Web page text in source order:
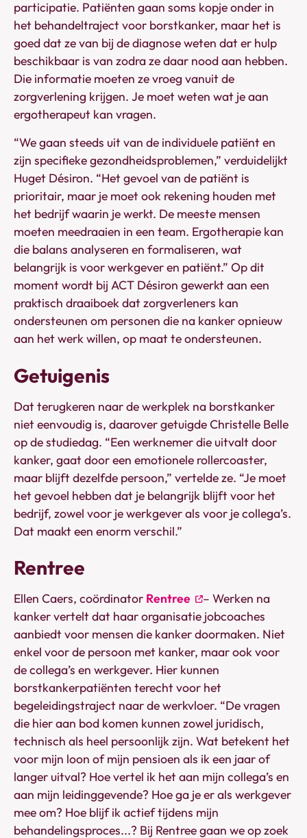
participatie. Patiënten gaan soms kopje onder in
het behandeltraject voor borstkanker, maar het is
goed dat ze van bij de diagnose weten dat er hulp
beschikbaar is van zodra ze daar nood aan hebben.
Die informatie moeten ze vroeg vanuit de
zorgverlening krijgen. Je moet weten wat je aan
ergotherapeut kan vragen.
“We gaan steeds uit van de individuele patiënt en
zijn specifieke gezondheidsproblemen,” verduidelijkt
Huget Désiron. “Het gevoel van de patiënt is
prioritair, maar je moet ook rekening houden met
het bedrijf waarin je werkt. De meeste mensen
moeten meedraaien in een team. Ergotherapie kan
die balans analyseren en formaliseren, wat
belangrijk is voor werkgever en patiënt.” Op dit
moment wordt bij ACT Désiron gewerkt aan een
praktisch draaiboek dat zorgverleners kan
ondersteunen om personen die na kanker opnieuw
aan het werk willen, op maat te ondersteunen.
Getuigenis
Dat terugkeren naar de werkplek na borstkanker
niet eenvoudig is, daarover getuigde Christelle Belle
op de studiedag. “Een werknemer die uitvalt door
kanker, gaat door een emotionele rollercoaster,
maar blijft dezelfde persoon,” vertelde ze. “Je moet
het gevoel hebben dat je belangrijk blijft voor het
bedrijf, zowel voor je werkgever als voor je collega’s.
Dat maakt een enorm verschil.”
Rentree
Ellen Caers, coördinator Rentree
– Werken na
kanker vertelt dat haar organisatie jobcoaches
aanbiedt voor mensen die kanker doormaken. Niet
enkel voor de persoon met kanker, maar ook voor
de collega’s en werkgever. Hier kunnen
borstkankerpatiënten terecht voor het
begeleidingstraject naar de werkvloer. “De vragen
die hier aan bod komen kunnen zowel juridisch,
technisch als heel persoonlijk zijn. Wat betekent het
voor mijn loon of mijn pensioen als ik een jaar of
langer uitval? Hoe vertel ik het aan mijn collega’s en
aan mijn leidinggevende? Hoe ga je er als werkgever
mee om? Hoe blijf ik actief tijdens mijn
behandelingsproces...? Bij Rentree gaan we op zoek